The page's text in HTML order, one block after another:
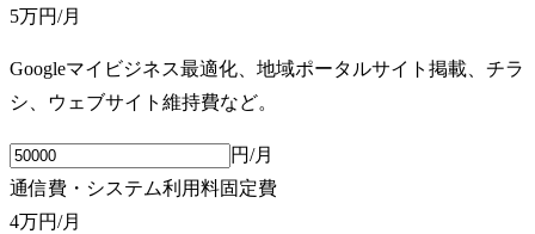
5万円/月
Googleマイビジネス最適化、地域ポータルサイト掲載、チラ
シ、ウェブサイト維持費など。
円/月
通信費・システム利用料固定費
4万円/月